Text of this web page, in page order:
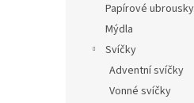
Papírové
Mýdla
Svíčky
Adventní svíčky
Vonné svíčky